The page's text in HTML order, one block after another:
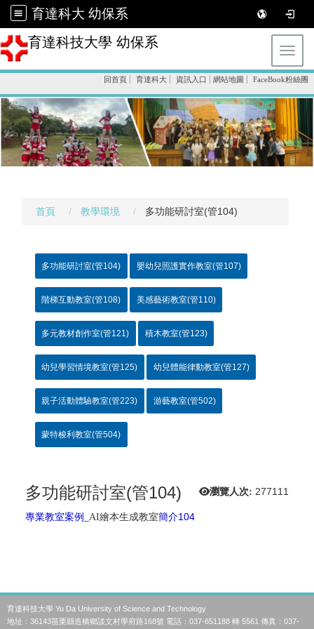
育達科大 幼保系
育達科技大學 幼保系
回首頁 育達科大 資訊入口 網站地圖 FaceBook粉絲團
首頁 教學環境 多功能研討室(管104)
多功能研討室(管104) 嬰幼兒照護實作教室(管107)
階梯互動教室(管108) 美感藝術教室(管110)
多元教材創作室(管121) 積木教室(管123)
幼兒學習情境教室(管125) 幼兒體能律動教室(管127)
親子活動體驗教室(管223) 游藝教室(管502)
蒙特梭利教室(管504)
瀏覽人次: 277111
多功能研討室(管104)
專業教室案例_ AI繪本生成教室簡介104
育達科技大學 Yu Da University of Science and Technology
地址：36143苗栗縣造橋鄉談文村學府路168號 電話：037-651188 轉 5561 傳真：037-